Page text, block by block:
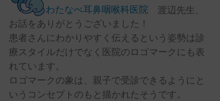
わたなべ耳鼻咽喉科医院 渡辺先生、
お話をありがとうございました！
患者さんにわかりやすく伝えるという姿勢は診
療スタイルだけでなく医院のロゴマークにも表
れています。
ロゴマークの象は、親子で受診できるようにと
いうコンセプトのもと描かれたそうです。